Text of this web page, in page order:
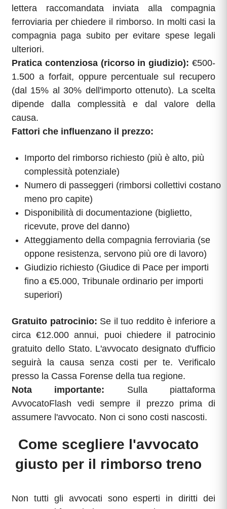
lettera raccomandata inviata alla compagnia
ferroviaria per chiedere il rimborso. In molti casi la
compagnia paga subito per evitare spese legali
ulteriori.
Pratica contenziosa (ricorso in giudizio): €500-
1.500 a forfait, oppure percentuale sul recupero
(dal 15% al 30% dell'importo ottenuto). La scelta
dipende dalla complessità e dal valore della
causa.
Fattori che influenzano il prezzo:
Importo del rimborso richiesto (più è alto, più
complessità potenziale)
Numero di passeggeri (rimborsi collettivi costano
meno pro capite)
Disponibilità di documentazione (biglietto,
ricevute, prove del danno)
Atteggiamento della compagnia ferroviaria (se
oppone resistenza, servono più ore di lavoro)
Giudizio richiesto (Giudice di Pace per importi
fino a €5.000, Tribunale ordinario per importi
superiori)
Gratuito patrocinio: Se il tuo reddito è inferiore a
circa €12.000 annui, puoi chiedere il patrocinio
gratuito dello Stato. L'avvocato designato d'ufficio
seguirà la causa senza costi per te. Verificalo
presso la Cassa Forense della tua regione.
Nota importante: Sulla piattaforma
AvvocatoFlash vedi sempre il prezzo prima di
assumere l'avvocato. Non ci sono costi nascosti.
Come scegliere l'avvocato
giusto per il rimborso treno
Non tutti gli avvocati sono esperti in diritti dei